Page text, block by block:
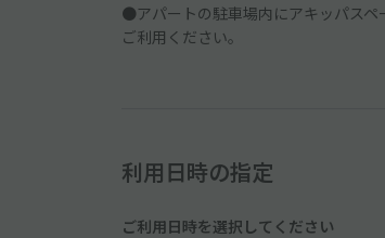
●アパートの駐車場内にアキッパスペ
ご利用ください。
利用日時の指定
ご利用日時を選択してください